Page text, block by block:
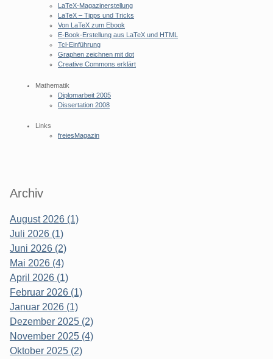
LaTeX-Magazinerstellung
LaTeX – Tipps und Tricks
Von LaTeX zum Ebook
E-Book-Erstellung aus LaTeX und HTML
Tcl-Einführung
Graphen zeichnen mit dot
Creative Commons erklärt
Mathematik
Diplomarbeit 2005
Dissertation 2008
Links
freiesMagazin
Archiv
August 2026 (1)
Juli 2026 (1)
Juni 2026 (2)
Mai 2026 (4)
April 2026 (1)
Februar 2026 (1)
Januar 2026 (1)
Dezember 2025 (2)
November 2025 (4)
Oktober 2025 (2)